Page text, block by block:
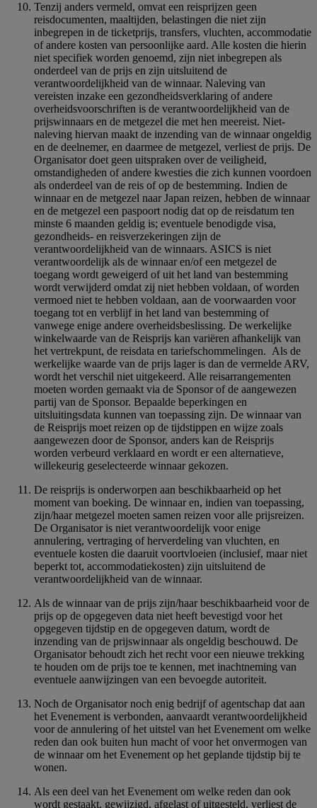
Tenzij anders vermeld, omvat een reisprijzen geen
reisdocumenten, maaltijden, belastingen die niet zijn
inbegrepen in de ticketprijs, transfers, vluchten, accommodatie
of andere kosten van persoonlijke aard. Alle kosten die hierin
niet specifiek worden genoemd, zijn niet inbegrepen als
onderdeel van de prijs en zijn uitsluitend de
verantwoordelijkheid van de winnaar. Naleving van
vereisten inzake een gezondheidsverklaring of andere
overheidsvoorschriften is de verantwoordelijkheid van de
prijswinnaars en de metgezel die met hen meereist. Niet-
naleving hiervan maakt de inzending van de winnaar ongeldig
en de deelnemer, en daarmee de metgezel, verliest de prijs. De
Organisator doet geen uitspraken over de veiligheid,
omstandigheden of andere kwesties die zich kunnen voordoen
als onderdeel van de reis of op de bestemming. Indien de
winnaar en de metgezel naar Japan reizen, hebben de winnaar
en de metgezel een paspoort nodig dat op de reisdatum ten
minste 6 maanden geldig is; eventuele benodigde visa,
gezondheids- en reisverzekeringen zijn de
verantwoordelijkheid van de winnaars. ASICS is niet
verantwoordelijk als de winnaar en/of een metgezel de
toegang wordt geweigerd of uit het land van bestemming
wordt verwijderd omdat zij niet hebben voldaan, of worden
vermoed niet te hebben voldaan, aan de voorwaarden voor
toegang tot en verblijf in het land van bestemming of
vanwege enige andere overheidsbeslissing. De werkelijke
winkelwaarde van de Reisprijs kan variëren afhankelijk van
het vertrekpunt, de reisdata en tariefschommelingen. Als de
werkelijke waarde van de prijs lager is dan de vermelde ARV,
wordt het verschil niet uitgekeerd. Alle reisarrangementen
moeten worden gemaakt via de Sponsor of de aangewezen
partij van de Sponsor. Bepaalde beperkingen en
uitsluitingsdata kunnen van toepassing zijn. De winnaar van
de Reisprijs moet reizen op de tijdstippen en wijze zoals
aangewezen door de Sponsor, anders kan de Reisprijs
worden verbeurd verklaard en wordt er een alternatieve,
willekeurig geselecteerde winnaar gekozen.
De reisprijs is onderworpen aan beschikbaarheid op het
moment van boeking. De winnaar en, indien van toepassing,
zijn/haar metgezel moeten samen reizen voor alle prijsreizen.
De Organisator is niet verantwoordelijk voor enige
annulering, vertraging of herverdeling van vluchten, en
eventuele kosten die daaruit voortvloeien (inclusief, maar niet
beperkt tot, accommodatiekosten) zijn uitsluitend de
verantwoordelijkheid van de winnaar.
Als de winnaar van de prijs zijn/haar beschikbaarheid voor de
prijs op de opgegeven data niet heeft bevestigd voor het
opgegeven tijdstip en de opgegeven datum, wordt de
inzending van de prijswinnaar als ongeldig beschouwd. De
Organisator behoudt zich het recht voor een nieuwe trekking
te houden om de prijs toe te kennen, met inachtneming van
eventuele aanwijzingen van een bevoegde autoriteit.
Noch de Organisator noch enig bedrijf of agentschap dat aan
het Evenement is verbonden, aanvaardt verantwoordelijkheid
voor de annulering of het uitstel van het Evenement om welke
reden dan ook buiten hun macht of voor het onvermogen van
de winnaar om het Evenement op het geplande tijdstip bij te
wonen.
Als een deel van het Evenement om welke reden dan ook
wordt gestaakt, gewijzigd, afgelast of uitgesteld, verliest de